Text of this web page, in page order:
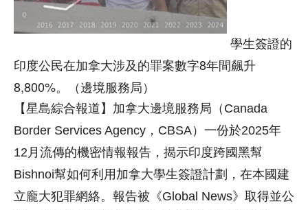
學生簽證的
印度公民在加拿大涉及的罪案數字8年間飆升
8,800%。（邊境服務局）
【星島綜合報道】加拿大邊境服務局（Canada
Border Services Agency，CBSA）一份於2025年
12月流傳的機密情報報告，揭示印度跨國黑幫
Bishnoi幫如何利用加拿大學生簽證計劃，在本國建
立龐大犯罪網絡。報告被《Global News》取得並公